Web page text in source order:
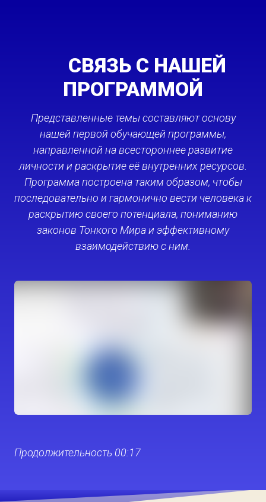
СВЯЗЬ С НАШЕЙ
ПРОГРАММОЙ
Представленные темы составляют основу
нашей первой обучающей программы,
направленной на всестороннее развитие
личности и раскрытие её внутренних ресурсов.
Программа построена таким образом, чтобы
последовательно и гармонично вести человека к
раскрытию своего потенциала, пониманию
законов Тонкого Мира и эффективному
взаимодействию с ним.
Продолжительность 00:17